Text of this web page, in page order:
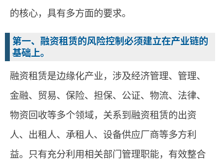
的核心，具有多方面的要求。
第一、融资租赁的风险控制必须建立在产业链的
基础上。
融资租赁是边缘化产业，涉及经济管理、管理、
金融、贸易、保险、担保、公证、物流、法律、
物资回收等多个领域，关系到融资租赁的出资
人、出租人、承租人、设备供应厂商等多方利
益。只有充分利用相关部门管理职能，有效整合